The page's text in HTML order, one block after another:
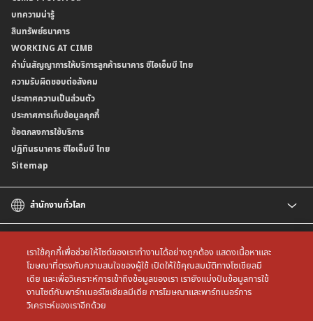
ค่าธรรมเนียม
อัตราค่าธรรมเนียมการฝากถอนบัญชีเงินฝากเงินตราต่างประเทศ
ข้อกำหนดบัญชีเงินฝาก
เงื่อนไขและค่าธรรมเนียมที่เกี่ยวกับการให้บริการบัญชีเงินฝากเงินตราต่างประเทศ
บริการฝากเงินเข้าบัญชีธนาคาร ซีไอเอ็มบี ไทย ที่ตู้บุญเติม
บริการเปิดบัญชีด้วยการยืนยันตัวตนรูปแบบดิจิทัล (NDID)
การขอและรับส่งข้อมูลรายการเคลื่อนไหวบัญชีเงินฝาก ในรูปแบบข้อมูลดิจิทัลระหว่าง
ธนาคาร (dStatement)
บริการยืนยันตัวตนรูปแบบดิจิทัล (NDID) เพื่อทำธรุกรรมออนไลน์กับกรมสรรพากร
ข้อมูลคุณภาพการให้บริการ
คำมั่นสัญญาการให้บริการลูกค้าธนาคาร ซีไอเอ็มบี ไทย
Form Download Center
บทความน่ารู้
สินทรัพย์ธนาคาร
WORKING AT CIMB
คำมั่นสัญญาการให้บริการลูกค้าธนาคาร ซีไอเอ็มบี ไทย
ความรับผิดชอบต่อสังคม
ประกาศความเป็นส่วนตัว
ประกาศการเก็บข้อมูลคุกกี้
ข้อตกลงการใช้บริการ
ปฏิทินธนาคาร ซีไอเอ็มบี ไทย
Sitemap
สำนักงานทั่วโลก
CIMB Islamic
CIMB Bank (MY)
CIMB Bank (SG)
CIMB Bank (KH)
CIMB Niaga
All rights reserved. Copyright © 2026 CIMB THAI Bank
เราใช้คุกกี้เพื่อช่วยให้ไซต์ของเราทำงานได้อย่างถูกต้อง แสดงเนื้อหาและ
โฆษณาที่ตรงกับความสนใจของผู้ใช้ เปิดให้ใช้คุณสมบัติทางโซเชียลมี
เดีย และเพื่อวิเคราะห์การเข้าถึงข้อมูลของเรา เรายังแบ่งปันข้อมูลการใช้
งานไซต์กับพาร์ทเนอร์โซเชียลมีเดีย การโฆษณาและพาร์ทเนอร์การ
วิเคราะห์ของเราอีกด้วย